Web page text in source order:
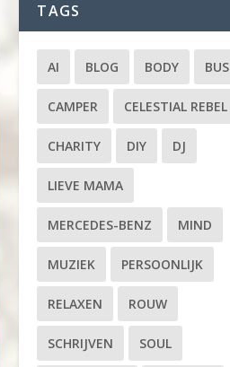
TAGS
AI BLOG BODY BUS
CAMPER CELESTIAL REBEL
CHARITY DIY DJ
LIEVE MAMA
MERCEDES-BENZ MIND
MUZIEK PERSOONLIJK
RELAXEN ROUW
SCHRIJVEN SOUL